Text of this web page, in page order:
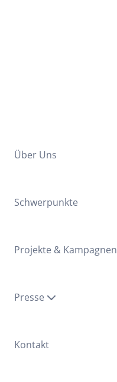
Über Uns
Schwerpunkte
Projekte & Kampagnen
Presse
Kontakt